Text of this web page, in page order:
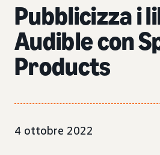
Pubblicizza i
Audible con
Products
4 ottobre 2022